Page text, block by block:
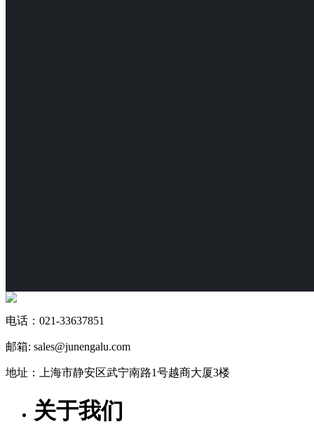
电话：021-33637851
邮箱: sales@junengalu.com
地址：上海市静安区武宁南路1号越商大厦3楼
关于我们